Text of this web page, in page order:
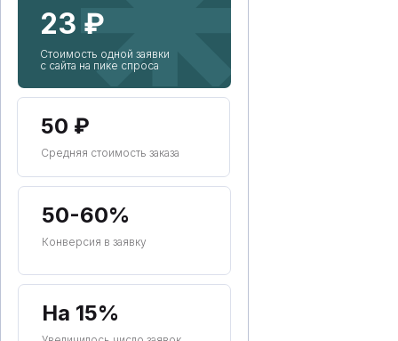
50 ₽
50-60%
На 15%
Средняя стоимость заказа
Конверсия в заявку
23 ₽
Стоимость одной заявки
с сайта на пике спроса
ООО "ФЕЙС-ДИДЖИТАЛ"
ИНН: 3849073484
КПП: 380801001
ПОЗВОНИТЬ
Обсудить проект